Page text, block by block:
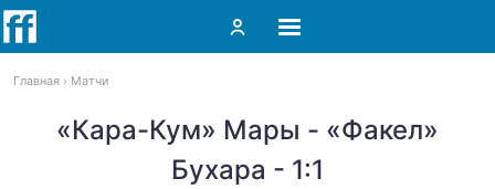
Главная Матчи
«Кара-Кум» Мары - «Факел»
Бухара - 1:1